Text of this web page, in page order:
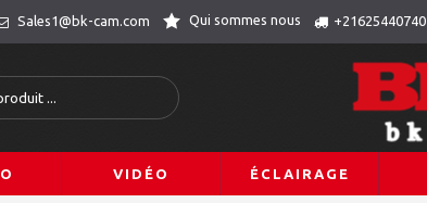
Sales1@bk-cam.com Qui sommes nous +21625440740
VIDÉO ÉCLAIRAGE